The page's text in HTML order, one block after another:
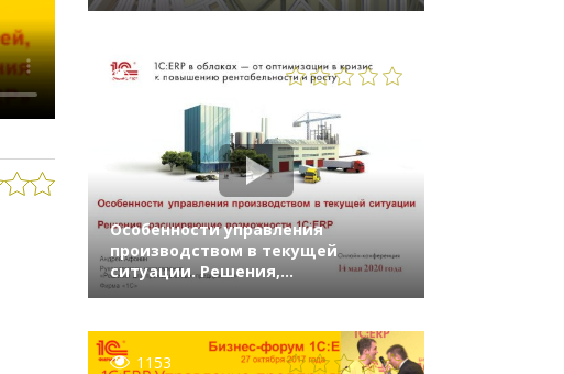
1121
Особенности управления
производством в текущей
ситуации. Решения,
расширяющие возможности
«1С:ERP в облаках» 14 мая 2020 г.,
Афонин Андрей, «1С»)
1153